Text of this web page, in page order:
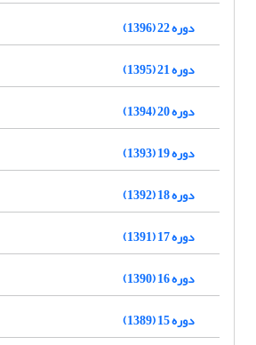
دوره 22 (1396)
دوره 21 (1395)
دوره 20 (1394)
دوره 19 (1393)
دوره 18 (1392)
دوره 17 (1391)
دوره 16 (1390)
دوره 15 (1389)